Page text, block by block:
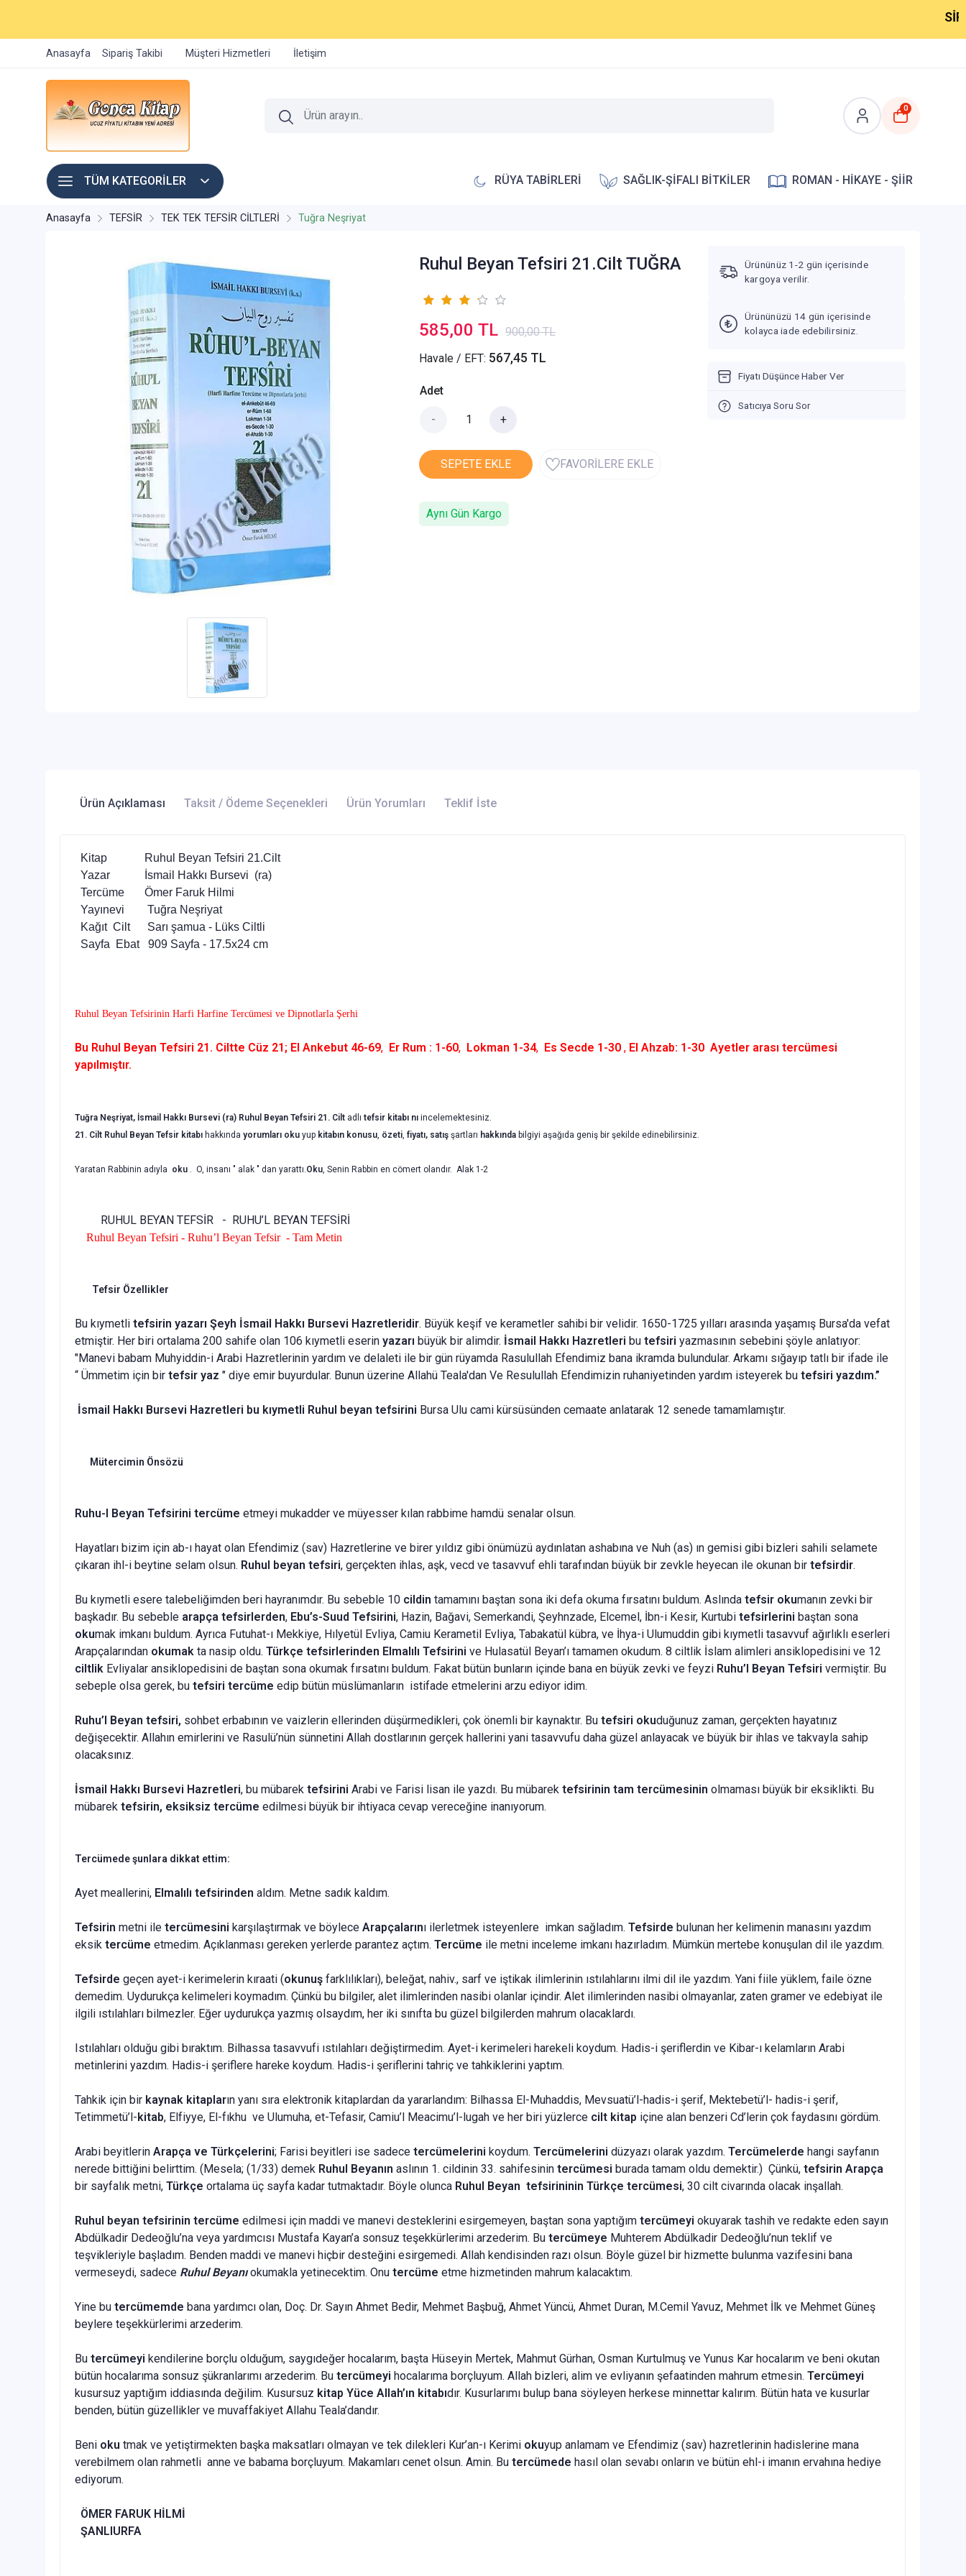
Anasayfa Sipariş Takibi Müşteri Hizmetleri İletişim
0
TÜM KATEGORİLER RÜYA TABİRLERİ SAĞLIK-ŞİFALI BİTKİLER ROMAN - HİKAYE - ŞİİR
Anasayfa TEFSİR TEK TEK TEFSİR CİLTLERİ Tuğra Neşriyat
Ruhul Beyan Tefsiri 21.Cilt TUĞRA
585,00 TL 900,00 TL
Havale / EFT: 567,45 TL
Adet
- +
SEPETE EKLE FAVORİLERE EKLE
Aynı Gün Kargo
Ürününüz 1-2 gün içerisinde
kargoya verilir.
Ürününüzü 14 gün içerisinde
kolayca iade edebilirsiniz.
Fiyatı Düşünce Haber Ver
Satıcıya Soru Sor
Ürün Açıklaması Taksit / Ödeme Seçenekleri Ürün Yorumları Teklif İste
Kitap
Ruhul Beyan Tefsiri 21.Cilt
Yazar
İsmail Hakkı Bursevi (ra)
Tercüme
Ömer Faruk Hilmi
Yayınevi
Tuğra Neşriyat
Kağıt Cilt
Sarı şamua - Lüks Ciltli
Sayfa Ebat
909 Sayfa - 17.5x24 cm
Ruhul Beyan Tefsirinin Harfi Harfine Tercümesi ve Dipnotlarla Şerhi
Bu Ruhul Beyan Tefsiri 21. Ciltte Cüz 21; El Ankebut 46-69, Er Rum : 1-60, Lokman 1-34, Es Secde 1-30 , El Ahzab: 1-30 Ayetler arası tercümesi
yapılmıştır.
Tuğra Neşriyat, İsmail Hakkı Bursevi (ra) Ruhul Beyan Tefsiri 21. Cilt adlı tefsir kitabı nı incelemektesiniz.
21. Cilt Ruhul Beyan Tefsir kitabı hakkında yorumları oku yup kitabın konusu, özeti, fiyatı, satış şartları hakkında bilgiyi aşağıda geniş bir şekilde edinebilirsiniz.
Yaratan Rabbinin adıyla oku . O, insanı " alak " dan yarattı.Oku, Senin Rabbin en cömert olandır. Alak 1-2
RUHUL BEYAN TEFSİR - RUHU’L BEYAN TEFSİRİ
Ruhul Beyan Tefsiri - Ruhu’l Beyan Tefsir - Tam Metin
Tefsir Özellikler
Bu kıymetli tefsirin yazarı Şeyh İsmail Hakkı Bursevi Hazretleridir. Büyük keşif ve kerametler sahibi bir velidir. 1650-1725 yılları arasında yaşamış Bursa'da vefat
etmiştir. Her biri ortalama 200 sahife olan 106 kıymetli eserin yazarı büyük bir alimdir. İsmail Hakkı Hazretleri bu tefsiri yazmasının sebebini şöyle anlatıyor:
"Manevi babam Muhyiddin-i Arabi Hazretlerinin yardım ve delaleti ile bir gün rüyamda Rasulullah Efendimiz bana ikramda bulundular. Arkamı sığayıp tatlı bir ifade ile
“ Ümmetim için bir tefsir yaz " diye emir buyurdular. Bunun üzerine Allahü Teala'dan Ve Resulullah Efendimizin ruhaniyetinden yardım isteyerek bu tefsiri yazdım.”
İsmail Hakkı Bursevi Hazretleri bu kıymetli Ruhul beyan tefsirini Bursa Ulu cami kürsüsünden cemaate anlatarak 12 senede tamamlamıştır.
Mütercimin Önsözü
Ruhu-l Beyan Tefsirini tercüme etmeyi mukadder ve müyesser kılan rabbime hamdü senalar olsun.
Hayatları bizim için ab-ı hayat olan Efendimiz (sav) Hazretlerine ve birer yıldız gibi önümüzü aydınlatan ashabına ve Nuh (as) ın gemisi gibi bizleri sahili selamete
çıkaran ihl-i beytine selam olsun. Ruhul beyan tefsiri, gerçekten ihlas, aşk, vecd ve tasavvuf ehli tarafından büyük bir zevkle heyecan ile okunan bir tefsirdir.
Bu kıymetli esere talebeliğimden beri hayranımdır. Bu sebeble 10 cildin tamamını baştan sona iki defa okuma fırsatını buldum. Aslında tefsir okumanın zevki bir
başkadır. Bu sebeble arapça tefsirlerden, Ebu’s-Suud Tefsirini, Hazin, Bağavi, Semerkandi, Şeyhnzade, Elcemel, İbn-i Kesir, Kurtubi tefsirlerini baştan sona
okumak imkanı buldum. Ayrıca Futuhat-ı Mekkiye, Hılyetül Evliya, Camiu Kerametil Evliya, Tabakatül kübra, ve İhya-i Ulumuddin gibi kıymetli tasavvuf ağırlıklı eserleri
Arapçalarından okumak ta nasip oldu. Türkçe tefsirlerinden Elmalılı Tefsirini ve Hulasatül Beyan’ı tamamen okudum. 8 ciltlik İslam alimleri ansiklopedisini ve 12
ciltlik Evliyalar ansiklopedisini de baştan sona okumak fırsatını buldum. Fakat bütün bunların içinde bana en büyük zevki ve feyzi Ruhu’l Beyan Tefsiri vermiştir. Bu
sebeple olsa gerek, bu tefsiri tercüme edip bütün müslümanların istifade etmelerini arzu ediyor idim.
Ruhu’l Beyan tefsiri, sohbet erbabının ve vaizlerin ellerinden düşürmedikleri, çok önemli bir kaynaktır. Bu tefsiri okuduğunuz zaman, gerçekten hayatınız
değişecektir. Allahın emirlerini ve Rasulü’nün sünnetini Allah dostlarının gerçek hallerini yani tasavvufu daha güzel anlayacak ve büyük bir ihlas ve takvayla sahip
olacaksınız.
İsmail Hakkı Bursevi Hazretleri, bu mübarek tefsirini Arabi ve Farisi lisan ile yazdı. Bu mübarek tefsirinin tam tercümesinin olmaması büyük bir eksiklikti. Bu
mübarek tefsirin, eksiksiz tercüme edilmesi büyük bir ihtiyaca cevap vereceğine inanıyorum.
Tercümede şunlara dikkat ettim:
Ayet meallerini, Elmalılı tefsirinden aldım. Metne sadık kaldım.
Tefsirin metni ile tercümesini karşılaştırmak ve böylece Arapçalarını ilerletmek isteyenlere imkan sağladım. Tefsirde bulunan her kelimenin manasını yazdım
eksik tercüme etmedim. Açıklanması gereken yerlerde parantez açtım. Tercüme ile metni inceleme imkanı hazırladım. Mümkün mertebe konuşulan dil ile yazdım.
Tefsirde geçen ayet-i kerimelerin kıraati (okunuş farklılıkları), beleğat, nahiv., sarf ve iştikak ilimlerinin ıstılahlarını ilmi dil ile yazdım. Yani fiile yüklem, faile özne
demedim. Uydurukça kelimeleri koymadım. Çünkü bu bilgiler, alet ilimlerinden nasibi olanlar içindir. Alet ilimlerinden nasibi olmayanlar, zaten gramer ve edebiyat ile
ilgili ıstılahları bilmezler. Eğer uydurukça yazmış olsaydım, her iki sınıfta bu güzel bilgilerden mahrum olacaklardı.
Istılahları olduğu gibi bıraktım. Bilhassa tasavvufi ıstılahları değiştirmedim. Ayet-i kerimeleri harekeli koydum. Hadis-i şeriflerdin ve Kibar-ı kelamların Arabi
metinlerini yazdım. Hadis-i şeriflere hareke koydum. Hadis-i şeriflerini tahriç ve tahkiklerini yaptım.
Tahkik için bir kaynak kitapların yanı sıra elektronik kitaplardan da yararlandım: Bilhassa El-Muhaddis, Mevsuatü’l-hadis-i şerif, Mektebetü’l- hadis-i şerif,
Tetimmetü’l-kitab, Elfiyye, El-fıkhu ve Ulumuha, et-Tefasir, Camiu’l Meacimu’l-lugah ve her biri yüzlerce cilt kitap içine alan benzeri Cd’lerin çok faydasını gördüm.
Arabi beyitlerin Arapça ve Türkçelerini; Farisi beyitleri ise sadece tercümelerini koydum. Tercümelerini düzyazı olarak yazdım. Tercümelerde hangi sayfanın
nerede bittiğini belirttim. (Mesela; (1/33) demek Ruhul Beyanın aslının 1. cildinin 33. sahifesinin tercümesi burada tamam oldu demektir.) Çünkü, tefsirin Arapça
bir sayfalık metni, Türkçe ortalama üç sayfa kadar tutmaktadır. Böyle olunca Ruhul Beyan tefsirininin Türkçe tercümesi, 30 cilt civarında olacak inşallah.
Ruhul beyan tefsirinin tercüme edilmesi için maddi ve manevi desteklerini esirgemeyen, baştan sona yaptığım tercümeyi okuyarak tashih ve redakte eden sayın
Abdülkadir Dedeoğlu’na veya yardımcısı Mustafa Kayan’a sonsuz teşekkürlerimi arzederim. Bu tercümeye Muhterem Abdülkadir Dedeoğlu’nun teklif ve
teşvikleriyle başladım. Benden maddi ve manevi hiçbir desteğini esirgemedi. Allah kendisinden razı olsun. Böyle güzel bir hizmette bulunma vazifesini bana
vermeseydi, sadece Ruhul Beyanıokumakla yetinecektim. Onu tercüme etme hizmetinden mahrum kalacaktım.
Yine bu tercümemde bana yardımcı olan, Doç. Dr. Sayın Ahmet Bedir, Mehmet Başbuğ, Ahmet Yüncü, Ahmet Duran, M.Cemil Yavuz, Mehmet İlk ve Mehmet Güneş
beylere teşekkürlerimi arzederim.
Bu tercümeyi kendilerine borçlu olduğum, saygıdeğer hocalarım, başta Hüseyin Mertek, Mahmut Gürhan, Osman Kurtulmuş ve Yunus Kar hocalarım ve beni okutan
bütün hocalarıma sonsuz şükranlarımı arzederim. Bu tercümeyi hocalarıma borçluyum. Allah bizleri, alim ve evliyanın şefaatinden mahrum etmesin. Tercümeyi
kusursuz yaptığım iddiasında değilim. Kusursuz kitap Yüce Allah’ın kitabıdır. Kusurlarımı bulup bana söyleyen herkese minnettar kalırım. Bütün hata ve kusurlar
benden, bütün güzellikler ve muvaffakiyet Allahu Teala’dandır.
Beni oku tmak ve yetiştirmekten başka maksatları olmayan ve tek dilekleri Kur’an-ı Kerimi okuyup anlamam ve Efendimiz (sav) hazretlerinin hadislerine mana
verebilmem olan rahmetli anne ve babama borçluyum. Makamları cenet olsun. Amin. Bu tercümede hasıl olan sevabı onların ve bütün ehl-i imanın ervahına hediye
ediyorum.
ÖMER FARUK HİLMİ
ŞANLIURFA